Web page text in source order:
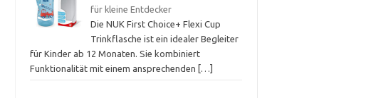
für kleine Entdecker
Die NUK First Choice+ Flexi Cup
Trinkflasche ist ein idealer Begleiter
für Kinder ab 12 Monaten. Sie kombiniert
Funktionalität mit einem ansprechenden […]